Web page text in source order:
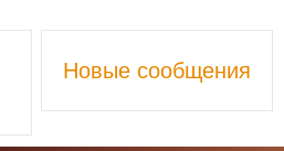
Новые сообщения